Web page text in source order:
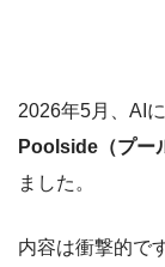
2026年5月、AI
Poolside（プー
ました。
内容は衝撃的で